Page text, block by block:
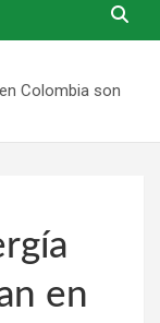
Colombia son
en